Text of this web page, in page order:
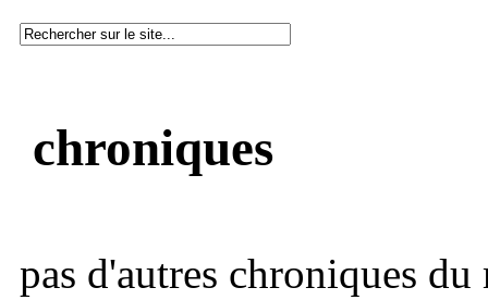
chroniques
pas d'autres chroniques du